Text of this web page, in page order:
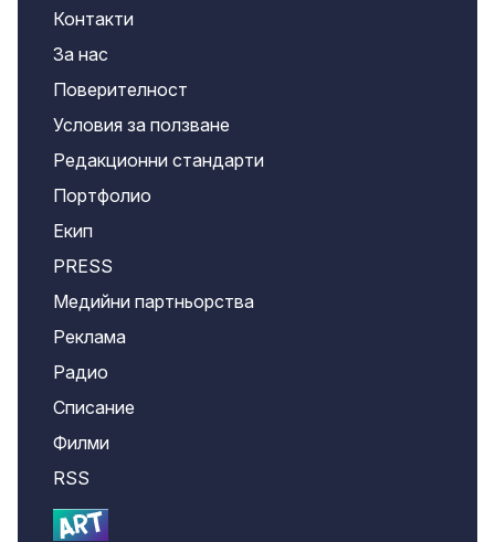
Контакти
За нас
Поверителност
Условия за ползване
Редакционни стандарти
Портфолио
Екип
PRESS
Медийни партньорства
Реклама
Радио
Списание
Филми
RSS